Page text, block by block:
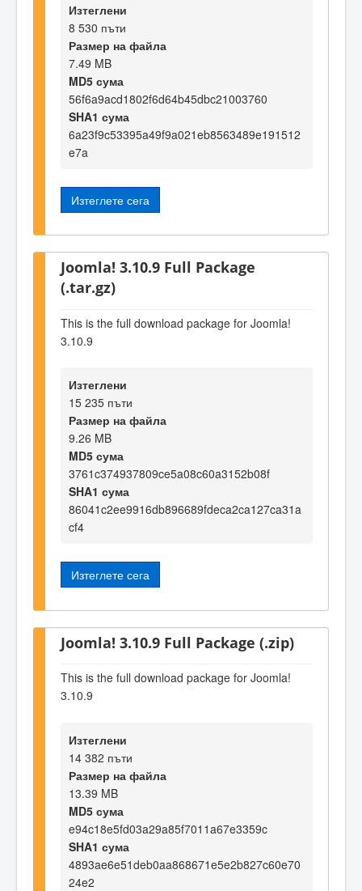
Изтеглени
8 530 пъти
Размер на файла
7.49 MB
MD5 сума
56f6a9acd1802f6d64b45dbc21003760
SHA1 сума
6a23f9c53395a49f9a021eb8563489e191512
e7a
Изтеглете сега
Joomla! 3.10.9 Full Package
(.tar.gz)
This is the full download package for Joomla!
3.10.9
Изтеглени
15 235 пъти
Размер на файла
9.26 MB
MD5 сума
3761c374937809ce5a08c60a3152b08f
SHA1 сума
86041c2ee9916db896689fdeca2ca127ca31a
cf4
Изтеглете сега
Joomla! 3.10.9 Full Package (.zip)
This is the full download package for Joomla!
3.10.9
Изтеглени
14 382 пъти
Размер на файла
13.39 MB
MD5 сума
e94c18e5fd03a29a85f7011a67e3359c
SHA1 сума
4893ae6e51deb0aa868671e5e2b827c60e70
24e2